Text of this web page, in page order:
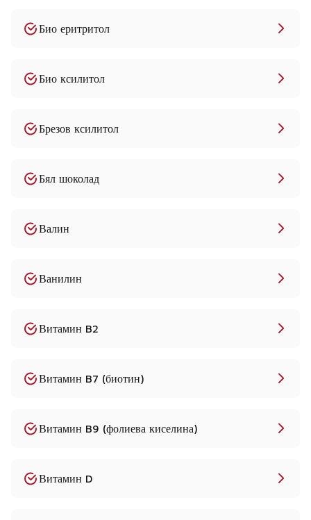
Био еритритол
Био ксилитол
Брезов ксилитол
Бял шоколад
Валин
Ванилин
Витамин B2
Витамин B7 (биотин)
Витамин B9 (фолиева киселина)
Витамин D